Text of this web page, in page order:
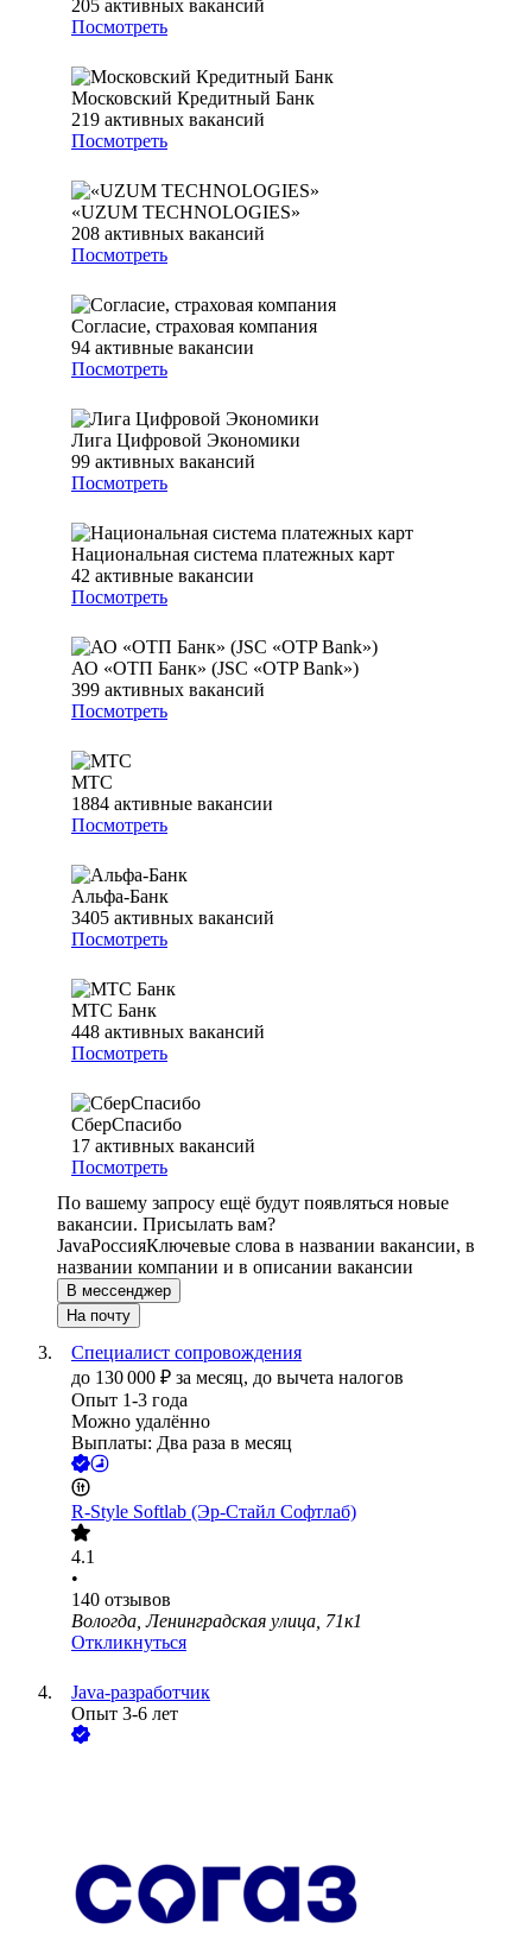
205 активных вакансий
Посмотреть
Московский Кредитный Банк
219 активных вакансий
Посмотреть
«UZUM TECHNOLOGIES»
208 активных вакансий
Посмотреть
Согласие, страховая компания
94 активные вакансии
Посмотреть
Лига Цифровой Экономики
99 активных вакансий
Посмотреть
Национальная система платежных карт
42 активные вакансии
Посмотреть
АО «ОТП Банк» (JSC «OTP Bank»)
399 активных вакансий
Посмотреть
МТС
1884 активные вакансии
Посмотреть
Альфа-Банк
3405 активных вакансий
Посмотреть
МТС Банк
448 активных вакансий
Посмотреть
СберСпасибо
17 активных вакансий
Посмотреть
По вашему запросу ещё будут появляться новые
вакансии. Присылать вам?
JavaРоссияКлючевые слова в названии вакансии, в
названии компании и в описании вакансии
В мессенджер
На почту
Специалист сопровождения
до 130 000 ₽ за месяц, до вычета налогов
Опыт 1-3 года
Можно удалённо
Выплаты: Два раза в месяц
R-Style Softlab (Эр-Стайл Софтлаб)
4.1
•
140 отзывов
Вологда, Ленинградская улица, 71к1
Откликнуться
Java-разработчик
Опыт 3-6 лет